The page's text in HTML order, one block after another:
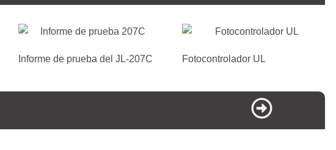
Informe de prueba del JL-207C Fotocontrolador UL